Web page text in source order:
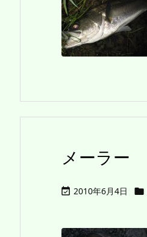
メーラー
 2010年6月4日 